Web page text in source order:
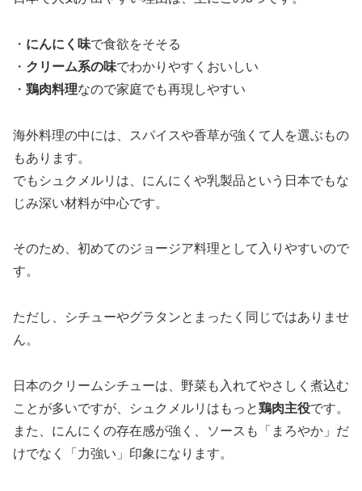
・ にんにく味で食欲をそそる
・ クリーム系の味でわかりやすくおいしい
・ 鶏肉料理なので家庭でも再現しやすい
海外料理の中には、スパイスや香草が強くて人を選ぶもの
もあります。
でもシュクメルリは、にんにくや乳製品という日本でもな
じみ深い材料が中心です。
そのため、初めてのジョージア料理として入りやすいので
す。
ただし、シチューやグラタンとまったく同じではありませ
ん。
日本のクリームシチューは、野菜も入れてやさしく煮込む
ことが多いですが、シュクメルリはもっと鶏肉主役です。
また、にんにくの存在感が強く、ソースも「まろやか」だ
けでなく「力強い」印象になります。